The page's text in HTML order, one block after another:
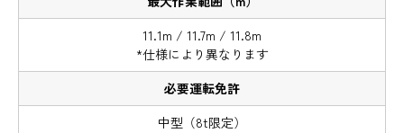
11.1m / 11.7m / 11.8m
*仕様により異なります
中型（8t限定）